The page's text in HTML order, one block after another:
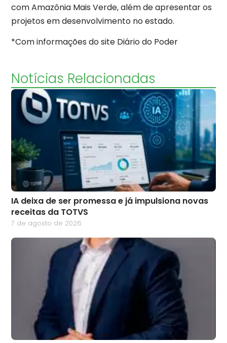
com Amazônia Mais Verde, além de apresentar os
projetos em desenvolvimento no estado.
*Com informações do site Diário do Poder
Notícias Relacionadas
IA deixa de ser promessa e já impulsiona novas
receitas da TOTVS
7 de agosto de 2026